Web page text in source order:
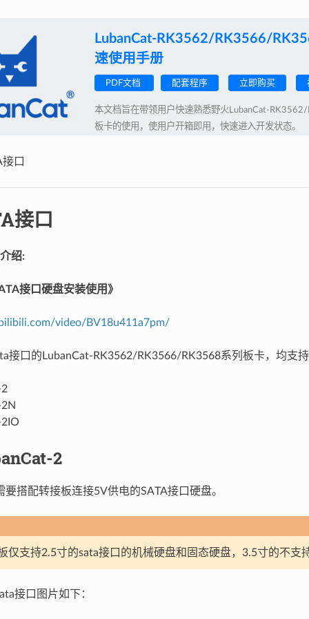
LubanCat-RK3562/RK3566/
速使用手册
PDF文档 配套程序 立即购买
本文档旨在带领用户快速熟悉野火LubanCat-
板卡的使用，使用户开箱即用，快速进入开发状态。
接口
接口
绍:
接口硬盘安装使用》
video/BV18u411a7pm/
接口的LubanCat-RK3562/RK3566/RK3568系列板卡，均支
2
搭配转接板连接5V供电的SATA接口硬盘。
仅支持2.5寸的sata接口的机械硬盘和固态硬盘，3.5寸的不支
接口图片如下：